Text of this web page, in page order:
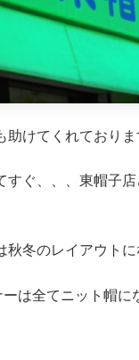
助けてくれておりま
すぐ、、、東帽子
秋冬のレイアウトに
は全てニット帽に